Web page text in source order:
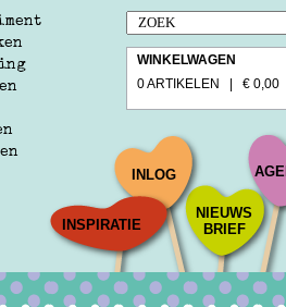
WINKELWAGEN
0 ARTIKELEN | € 0,00
INSPIRATIE
INLOG
NIEUWS
BRIEF